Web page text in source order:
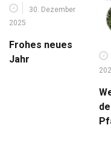
30. Dezember
2025
Frohes neues
Jahr